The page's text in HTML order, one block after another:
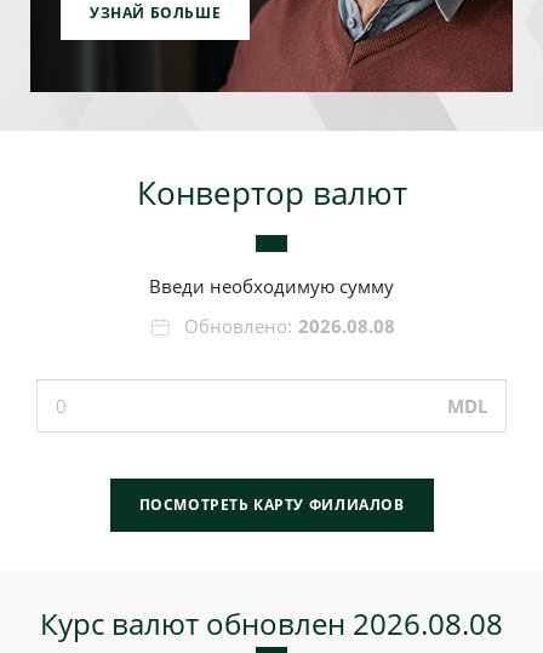
УЗНАЙ БОЛЬШЕ
Конвертор валют
Введи необходимую сумму
Обновлено: 2026.08.08
MDL
ПОСМОТРЕТЬ КАРТУ ФИЛИАЛОВ
Курс валют обновлен 2026.08.08